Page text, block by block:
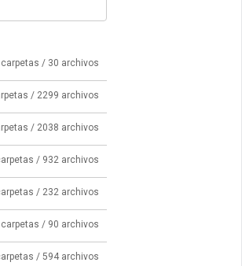
carpetas / 30 archivos
/ 2299 archivos
/ 2038 archivos
/ 932 archivos
/ 232 archivos
carpetas / 90 archivos
/ 594 archivos